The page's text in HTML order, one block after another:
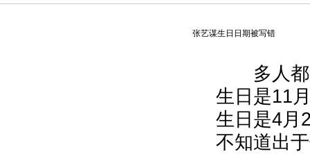
张艺谋生日日期被写错
多人都
生日是11
生日是4月
不知道出